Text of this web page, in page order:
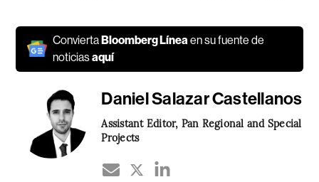
ConviertaBloomberg Línea en su fuente de
noticiasaquí
Daniel Salazar Castellanos
Assistant Editor, Pan Regional and Special
Projects